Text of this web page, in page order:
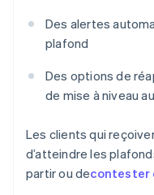
Des alertes
plafond
Des options de
de mise à niveau
Les clients qui
d’atteindre les
partir ou decontester